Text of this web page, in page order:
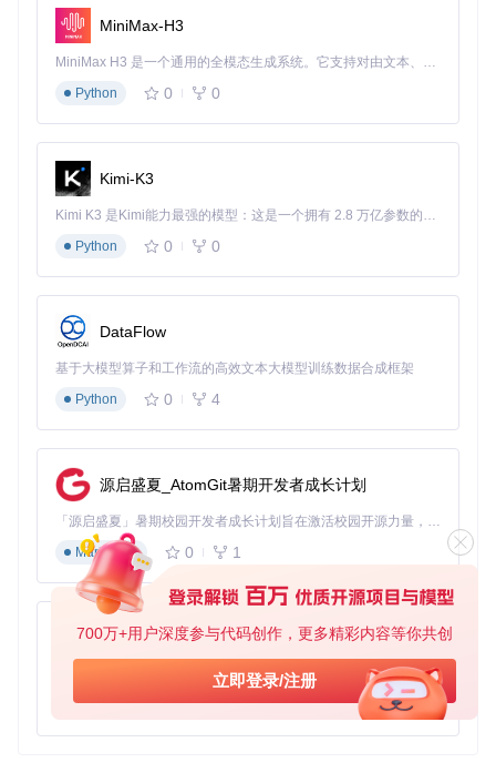
700万+用户深度参与代码创作，更多精彩内容等你共创
立即登录/注册
MiniMax-H3
MiniMax H3 是一个通用的全模态生成系统。它支持对由文本、图像、视频和音频组成的多模态上下文进行统一理解，并能生成分辨率高达 2K、时长可达 15 秒的带原生立体声音频的视频。得益于面向任务泛化的系统设计，H3 在预训练阶段就已具备广泛的多模态上下文理解与生成能力，能够出色地执行复杂的多模态指令。
Python
0 0
Kimi-K3
Kimi K3 是Kimi能力最强的模型：这是一个拥有 2.8 万亿参数的混合专家（MoE）模型，具备原生视觉理解能力，并支持 100 万 token 的上下文窗口。
Python
0 0
DataFlow
基于大模型算子和工作流的高效文本大模型训练数据合成框架
Python
0 4
源启盛夏_AtomGit暑期开发者成长计划
「源启盛夏」暑期校园开发者成长计划旨在激活校园开源力量，通过积分激励、认证扶持、资源倾斜等形式，引导高校组织和开发者完成「入驻 — 建项目 — 做贡献 — 获认证 — 得资源」的完整闭环。无论你是想带领社团入驻平台的组织者，还是希望用代码贡献证明自己的开发者，都能在这里找到属于你的成长路径。
Markdown
0 1
py-xiaozhi
基于Python的Xiaozhi AI，适用于想要完整Xiaozhi体验而无需拥有专用硬件的用户。
Python
0 1